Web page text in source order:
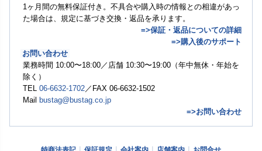
1ヶ月間の無料保証付き。不具合や購入時の情報との相違があっ
た場合は、規定に基づき交換・返品を承ります。
=>保証・返品についての詳細
=>購入後のサポート
お問い合わせ
業務時間 10:00〜18:00／店舗 10:30〜19:00（年中無休・年始を
除く）
TEL 06-6632-1702 ／FAX 06-6632-1502
Mail bustag@bustag.co.jp
=>お問い合わせ